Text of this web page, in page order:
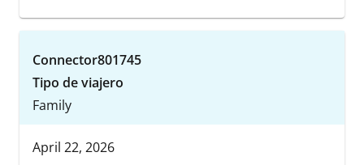
Connector801745
Tipo de viajero
Family
April 22, 2026